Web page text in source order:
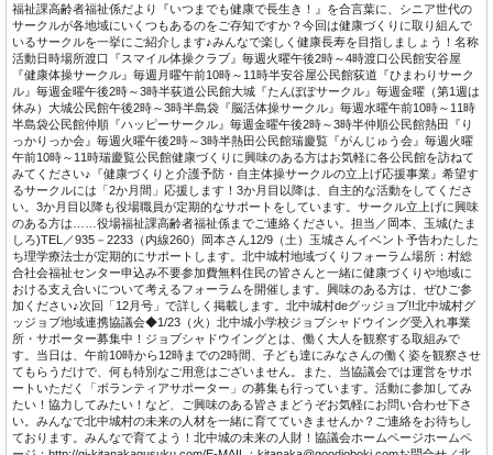
福祉課高齢者福祉係だより『いつまでも健康で長生き！』を合言葉に、シニア世代の
サークルが各地域にいくつもあるのをご存知ですか？今回は健康づくりに取り組んで
いるサークルを一挙にご紹介します♪みんなで楽しく健康長寿を目指しましょう！名称
活動日時場所渡口『スマイル体操クラブ』毎週火曜午後2時～4時渡口公民館安谷屋
『健康体操サークル』毎週月曜午前10時～11時半安谷屋公民館荻道『ひまわりサーク
ル』毎週金曜午後2時～3時半荻道公民館大城『たんぽぽサークル』毎週金曜（第1週は
休み）大城公民館午後2時～3時半島袋『脳活体操サークル』毎週水曜午前10時～11時
半島袋公民館仲順『ハッピーサークル』毎週金曜午後2時～3時半仲順公民館熱田『り
っかりっか会』毎週火曜午後2時～3時半熱田公民館瑞慶覧『がんじゅう会』毎週火曜
午前10時～11時瑞慶覧公民館健康づくりに興味のある方はお気軽に各公民館を訪ねて
みてください♪『健康づくりと介護予防・自主体操サークルの立上げ応援事業』希望す
るサークルには「2か月間」応援します！3か月目以降は、自主的な活動をしてくださ
い。3か月目以降も役場職員が定期的なサポートをしています。サークル立上げに興味
のある方は……役場福祉課高齢者福祉係までご連絡ください。担当／岡本、玉城(たま
しろ)TEL／935－2233（内線260）岡本さん12/9（土）玉城さんイベント予告わたした
ち理学療法士が定期的にサポートします。北中城村地域づくりフォーラム場所：村総
合社会福祉センター申込み不要参加費無料住民の皆さんと一緒に健康づくりや地域に
おける支え合いについて考えるフォーラムを開催します。興味のある方は、ぜひご参
加ください♪次回「12月号」で詳しく掲載します。北中城村deグッジョブ!!北中城村グ
ッジョブ地域連携協議会◆1/23（火）北中城小学校ジョブシャドウイング受入れ事業
所・サポーター募集中！ジョブシャドウイングとは、働く大人を観察する取組みで
す。当日は、午前10時から12時までの2時間、子ども達にみなさんの働く姿を観察させ
てもらうだけで、何も特別なご用意はございません。また、当協議会では運営をサポ
ートいただく「ボランティアサポーター」の募集も行っています。活動に参加してみ
たい！協力してみたい！など、ご興味のある皆さまどうぞお気軽にお問い合わせ下さ
い。みんなで北中城村の未来の人材を一緒に育てていきませんか？ご連絡をお待ちし
ております。みんなで育てよう！北中城の未来の人財！協議会ホームページホームペ